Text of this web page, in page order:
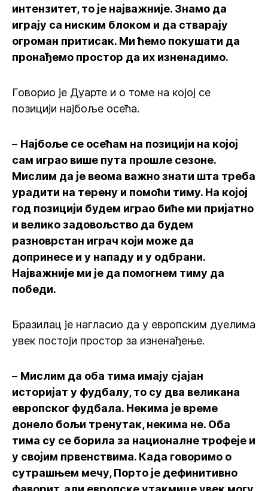
интензитет, то је најважније. Знамо да
играју са ниским блоком и да стварају
огроман притисак. Ми ћемо покушати да
пронађемо простор да их изненадимо.
Говорио је Дуарте и о томе на којој се
позицији најбоље осећа.
– Најбоље се осећам на позицији на којој
сам играо више пута прошле сезоне.
Мислим да је веома важно знати шта треба
урадити на терену и помоћи тиму. На којој
год позицији будем играо биће ми пријатно
и велико задовољство да будем
разноврстан играч који може да
допринесе и у нападу и у одбрани.
Најважније ми је да помогнем тиму да
победи.
Бразилац је нагласио да у европским дуелима
увек постоји простор за изненађење.
– Мислим да оба тима имају сјајан
историјат у фудбалу, то су два великана
европског фудбала. Некима је време
донело бољи тренутак, некима не. Оба
тима су се борила за националне трофеје и
у својим првенствима. Када говоримо о
сутрашњем мечу, Порто је дефинитивно